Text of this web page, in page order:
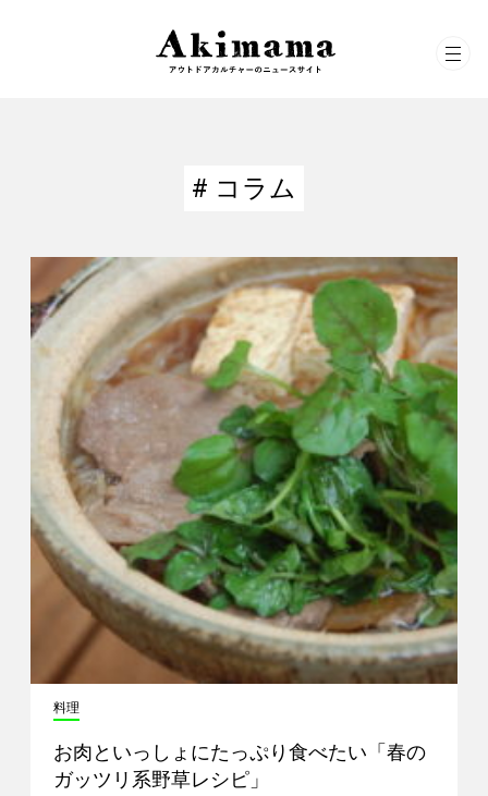
# コラム
料理
お肉といっしょにたっぷり食べたい「春の
ガッツリ系野草レシピ」